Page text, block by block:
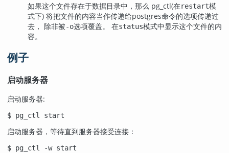
如果这个文件存在于数据目录中，那么 pg_ctl(在restart模
式下) 将把文件的内容当作传递给postgres命令的选项传递过
去， 除非被-o选项覆盖。 在status模式中显示这个文件的内
容。
例子
启动服务器
启动服务器:
$ pg_ctl start
启动服务器，等待直到服务器接受连接：
$ pg_ctl -w start